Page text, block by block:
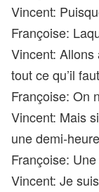
Vincent:
Françoise:
Vincent:
tout ce qu’il
Françoise: On
Vincent: Mais
une demi-
Françoise:
Vincent: Je